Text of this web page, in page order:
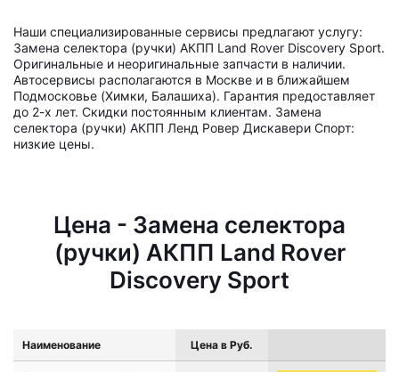
Наши специализированные сервисы предлагают услугу:
Замена селектора (ручки) АКПП Land Rover Discovery Sport.
Оригинальные и неоригинальные запчасти в наличии.
Автосервисы располагаются в Москве и в ближайшем
Подмосковье (Химки, Балашиха). Гарантия предоставляет
до 2-х лет. Скидки постоянным клиентам. Замена
селектора (ручки) АКПП Ленд Ровер Дискавери Спорт:
низкие цены.
Цена - Замена селектора
(ручки) АКПП Land Rover
Discovery Sport
Наименование Цена в Руб.